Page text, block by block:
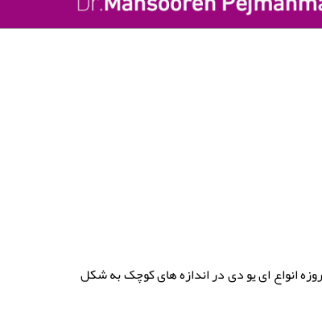
انواع ای یو دی در اندازه های کوچک به شکل